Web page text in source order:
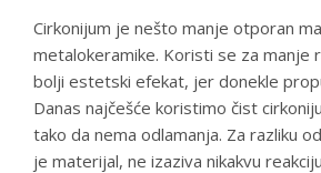
Cirkonijum je nešto manje otporan
metalokeramike. Koristi se za manje
bolji estetski efekat, jer donekle
Danas najčešće koristimo čist
tako da nema odlamanja. Za razliku
je materijal, ne izaziva nikakvu